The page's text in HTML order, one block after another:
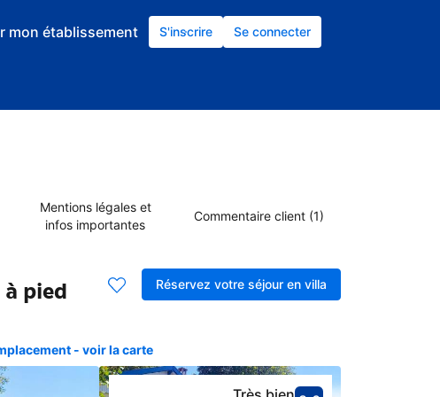
mon établissement S'inscrire Se connecter
Mentions légales et
infos importantes
Commentaire client (1)
Réservez votre séjour en villa
pied
- voir la carte